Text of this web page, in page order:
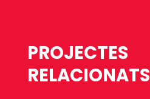
PROJECTES
RELACIONATS